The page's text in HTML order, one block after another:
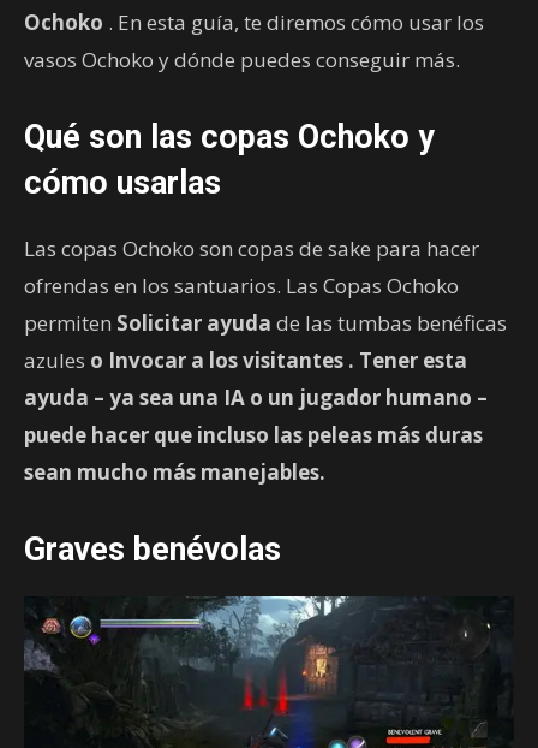
Ochoko . En esta guía, te diremos cómo usar los
vasos Ochoko y dónde puedes conseguir más.
Qué son las copas Ochoko y
cómo usarlas
Las copas Ochoko son copas de sake para hacer
ofrendas en los santuarios. Las Copas Ochoko
permiten Solicitar ayuda de las tumbas benéficas
azules o Invocar a los visitantes . Tener esta
ayuda – ya sea una IA o un jugador humano –
puede hacer que incluso las peleas más duras
sean mucho más manejables.
Graves benévolas